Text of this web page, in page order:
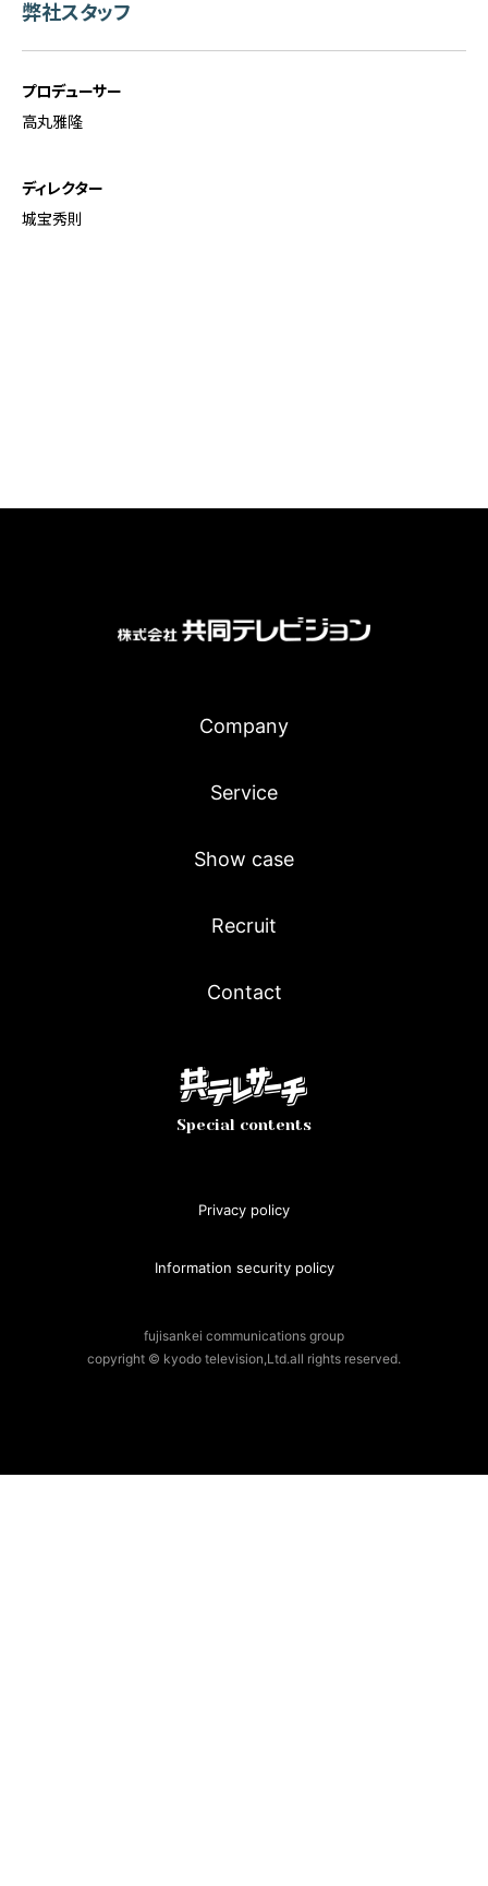
弊社スタッフ
プロデューサー
高丸雅隆
ディレクター
城宝秀則
Company
Service
Show case
Recruit
Contact
Special contents
Privacy policy
Information security policy
fujisankei communications group
copyright © kyodo television,Ltd.all rights reserved.